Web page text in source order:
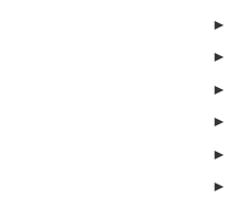
►
►
►
►
►
►